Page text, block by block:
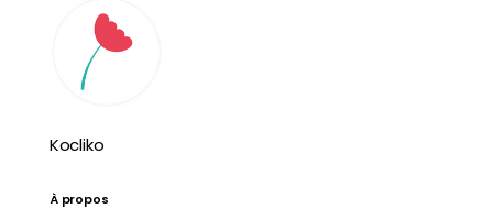
Kocliko
À propos